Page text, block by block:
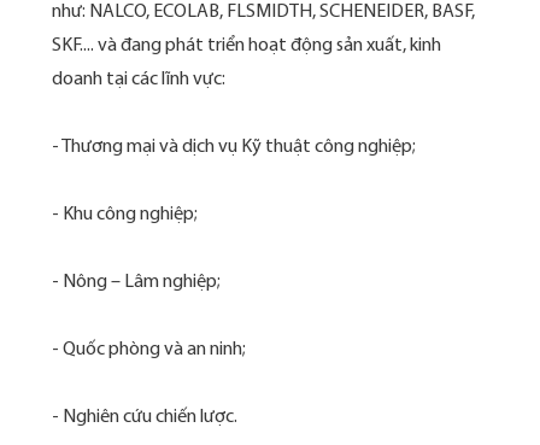
như: NALCO, ECOLAB, FLSMIDTH, SCHENEIDER, BASF,
SKF.... và đang phát triển hoạt động sản xuất, kinh
doanh tại các lĩnh vực:
- Thương mại và dịch vụ Kỹ thuật công nghiệp;
- Khu công nghiệp;
- Nông – Lâm nghiệp;
- Quốc phòng và an ninh;
- Nghiên cứu chiến lược.